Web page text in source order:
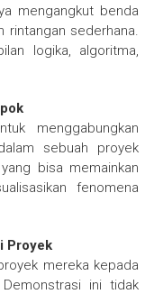
mengangkut benda
rintangan sederhana.
logika, algoritma,
menggabungkan
sebuah proyek
bisa memainkan
fenomena
Proyek
mereka kepada
ini tidak